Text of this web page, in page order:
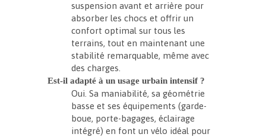
suspension avant et arrière pour
absorber les chocs et offrir un
confort optimal sur tous les
terrains, tout en maintenant une
stabilité remarquable, même avec
des charges.
Est-il adapté à un usage urbain intensif ?
Oui. Sa maniabilité, sa géométrie
basse et ses équipements (garde-
boue, porte-bagages, éclairage
intégré) en font un vélo idéal pour